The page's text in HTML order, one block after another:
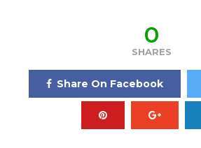
0
SHARES
Share On Facebook